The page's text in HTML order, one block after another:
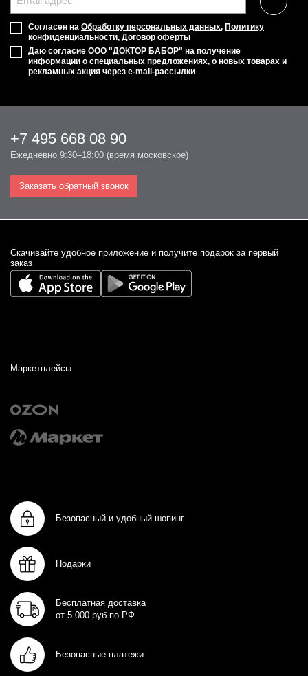
Согласен на Обработку персональных данных, Политику
конфиденциальности, Договор оферты
Даю согласие ООО "ДОКТОР БАБОР" на получение
информации о специальных предложениях, о новых товарах и
рекламных акция через e-mail-рассылки
+7 495 668 08 90
Ежедневно 9:30–18:00 (время московское)
Заказать обратный звонок
Cкачивайте удобное приложение и получите подарок за первый
заказ
Маркетплейсы
Безопасный и удобный шопинг
Подарки
Бесплатная доставка
от 5 000 руб по РФ
Безопасные платежи